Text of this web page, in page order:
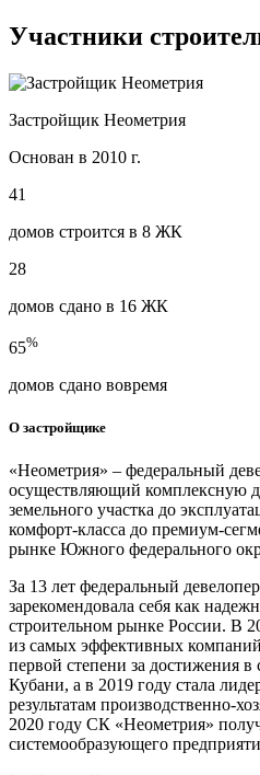
Участники
Застройщик Неометрия
Основан в 2010 г.
41
домов строится в 8 ЖК
28
домов сдано в 16 ЖК
65%
домов сдано вовремя
О застройщике
«Неометрия» – федеральный
осуществляющий комплексную
земельного участка до
комфорт-класса до премиум-
рынке Южного федерального
За 13 лет федеральный
зарекомендовала себя как
строительном рынке России. В
из самых эффективных
первой степени за достижения в
Кубани, а в 2019 году стала
результатам производственно-
2020 году СК «Неометрия»
системообразующего